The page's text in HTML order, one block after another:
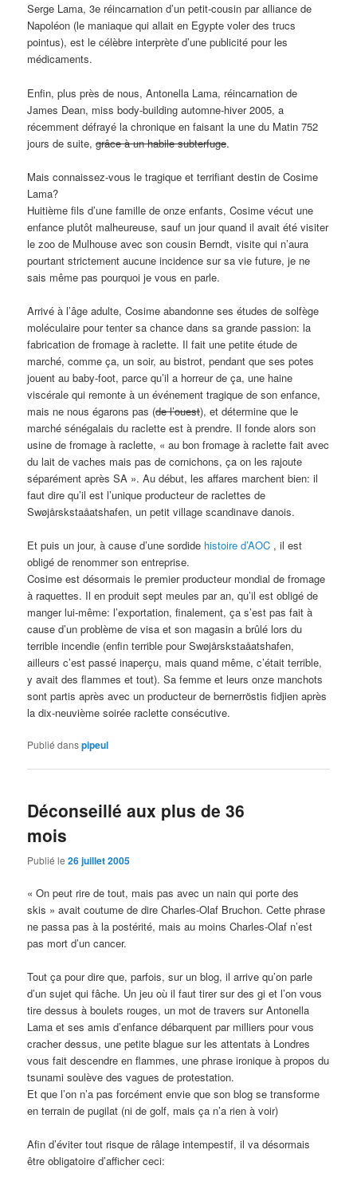
Serge Lama, 3e réincarnation d’un petit-cousin par alliance de
Napoléon (le maniaque qui allait en Egypte voler des trucs
pointus), est le célèbre interprète d’une publicité pour les
médicaments.
Enfin, plus près de nous, Antonella Lama, réincarnation de
James Dean, miss body-building automne-hiver 2005, a
récemment défrayé la chronique en faisant la une du Matin 752
jours de suite,grâce à un habile subterfuge.
Mais connaissez-vous le tragique et terrifiant destin de Cosime
Lama?
Huitième fils d’une famille de onze enfants, Cosime vécut une
enfance plutôt malheureuse, sauf un jour quand il avait été visiter
le zoo de Mulhouse avec son cousin Berndt, visite qui n’aura
pourtant strictement aucune incidence sur sa vie future, je ne
sais même pas pourquoi je vous en parle.
Arrivé à l’âge adulte, Cosime abandonne ses études de solfège
moléculaire pour tenter sa chance dans sa grande passion: la
fabrication de fromage à raclette. Il fait une petite étude de
marché, comme ça, un soir, au bistrot, pendant que ses potes
jouent au baby-foot, parce qu’il a horreur de ça, une haine
viscérale qui remonte à un événement tragique de son enfance,
mais ne nous égarons pas (de l’ouest), et détermine que le
marché sénégalais du raclette est à prendre. Il fonde alors son
usine de fromage à raclette, « au bon fromage à raclette fait avec
du lait de vaches mais pas de cornichons, ça on les rajoute
séparément après SA ». Au début, les affares marchent bien: il
faut dire qu’il est l’unique producteur de raclettes de
Swøjårskstaåatshafen, un petit village scandinave danois.
Et puis un jour, à cause d’une sordide histoire d’AOC , il est
obligé de renommer son entreprise.
Cosime est désormais le premier producteur mondial de fromage
à raquettes. Il en produit sept meules par an, qu’il est obligé de
manger lui-même: l’exportation, finalement, ça s’est pas fait à
cause d’un problème de visa et son magasin a brûlé lors du
terrible incendie (enfin terrible pour Swøjårskstaåatshafen,
ailleurs c’est passé inaperçu, mais quand même, c’était terrible,
y avait des flammes et tout). Sa femme et leurs onze manchots
sont partis après avec un producteur de bernerröstis fidjien après
la dix-neuvième soirée raclette consécutive.
Publié danspipeul
Déconseillé aux plus de 36
mois
Publié le26 juillet 2005
« On peut rire de tout, mais pas avec un nain qui porte des
skis » avait coutume de dire Charles-Olaf Bruchon. Cette phrase
ne passa pas à la postérité, mais au moins Charles-Olaf n’est
pas mort d’un cancer.
Tout ça pour dire que, parfois, sur un blog, il arrive qu’on parle
d’un sujet qui fâche. Un jeu où il faut tirer sur des gi et l’on vous
tire dessus à boulets rouges, un mot de travers sur Antonella
Lama et ses amis d’enfance débarquent par milliers pour vous
cracher dessus, une petite blague sur les attentats à Londres
vous fait descendre en flammes, une phrase ironique à propos du
tsunami soulève des vagues de protestation.
Et que l’on n’a pas forcément envie que son blog se transforme
en terrain de pugilat (ni de golf, mais ça n’a rien à voir)
Afin d’éviter tout risque de râlage intempestif, il va désormais
être obligatoire d’afficher ceci: